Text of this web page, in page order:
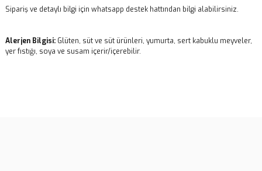
Sipariş ve detaylı bilgi için whatsapp destek hattından bilgi alabilirsiniz.
Alerjen Bilgisi: Glüten, süt ve süt ürünleri, yumurta, sert kabuklu meyveler,
yer fıstığı, soya ve susam içerir/içerebilir.